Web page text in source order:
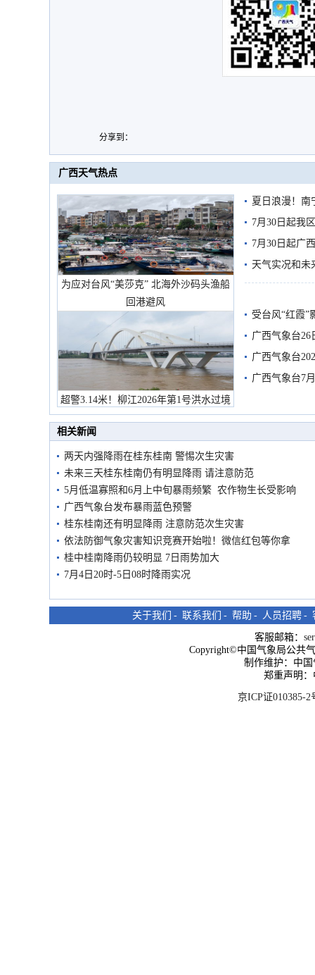
分享到：
广西天气热点
为应对台风“美莎克” 北海外沙码头渔船
回港避风
超警3.14米！柳江2026年第1号洪水过境
市民在堤岸见证汛况
夏日浪漫！南
7月30日起我
7月30日起广
天气实况和未
受台风“红霞”
有较强降雨
广西气象台26
广西气象台
预警
广西气象台7
相关新闻
两天内强降雨在桂东桂南 警惕次生灾害
未来三天桂东桂南仍有明显降雨 请注意防范
5月低温寡照和6月上中旬暴雨频繁 农作物生长受影响
广西气象台发布暴雨蓝色预警
桂东桂南还有明显降雨 注意防范次生灾害
依法防御气象灾害知识竞赛开始啦！微信红包等你拿
桂中桂南降雨仍较明显 7日雨势加大
7月4日20时-5日08时降雨实况
关于我们 - 联系我们 - 帮助 - 人员招聘 -
客服邮箱：
Copyright©中国气象局公共
制作维护：中
郑重声明
京ICP证010385-2